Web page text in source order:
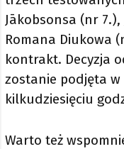
Jākobsonsa (nr
Romana Diukowa
kontrakt. Decyzja
zostanie podjęta w
kilkudziesięciu
Warto też